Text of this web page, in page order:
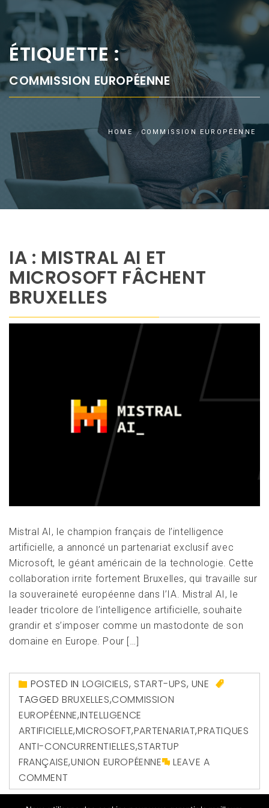
ÉTIQUETTE :
COMMISSION EUROPÉENNE
HOME COMMISSION EUROPÉENNE
IA : MISTRAL AI ET
MICROSOFT FÂCHENT
BRUXELLES
Mistral AI, le champion français de l’intelligence
artificielle, a annoncé un partenariat exclusif avec
Microsoft, le géant américain de la technologie. Cette
collaboration irrite fortement Bruxelles, qui travaille sur
la souveraineté européenne dans l’IA. Mistral AI, le
leader tricolore de l’intelligence artificielle, souhaite
grandir et s’imposer comme un mastodonte de son
domaine en Europe. Pour […]
POSTED IN LOGICIELS, START-UPS, UNE
TAGGEDBRUXELLES,COMMISSION
EUROPÉENNE,INTELLIGENCE
ARTIFICIELLE,MICROSOFT,PARTENARIAT,PRATIQUES
ANTI-CONCURRENTIELLES,STARTUP
FRANÇAISE,UNION EUROPÉENNE
LEAVE A
COMMENT